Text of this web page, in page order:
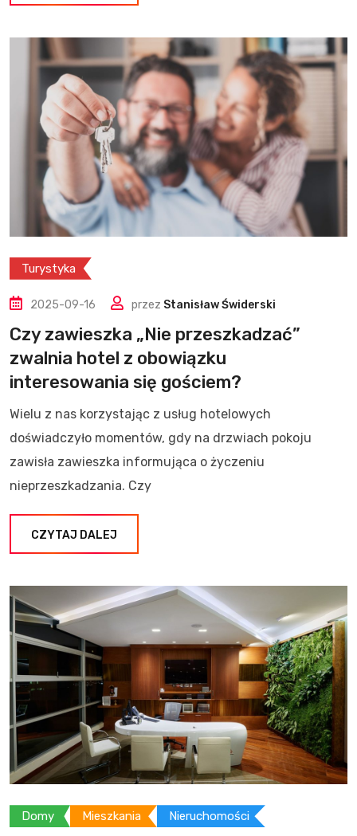
Turystyka
2025-09-16 przez Stanisław Świderski
Czy zawieszka „Nie przeszkadzać”
zwalnia hotel z obowiązku
interesowania się gościem?
Wielu z nas korzystając z usług hotelowych
doświadczyło momentów, gdy na drzwiach pokoju
zawisła zawieszka informująca o życzeniu
nieprzeszkadzania. Czy
CZYTAJ DALEJ
Domy Mieszkania Nieruchomości